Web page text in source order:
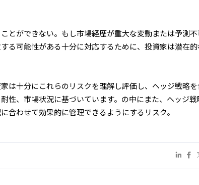
とができない。もし市場経歴が重大な変動または予測
る可能性がある十分に対応するために、投資家は潜在的
は十分にこれらのリスクを理解し評価し、ヘッジ戦略
性、市場状況に基づいています。の中にまた、ヘッジ戦
合わせて効果的に管理できるようにするリスク。